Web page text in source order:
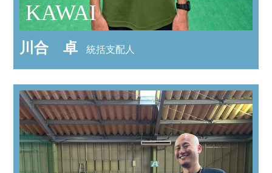
KAWAI
川合 卓 統括支配人